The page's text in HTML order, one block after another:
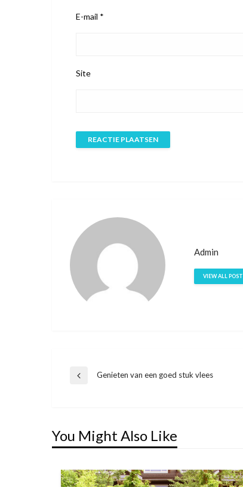
E-mail *
Site
Admin
VIEW ALL
Bericht
Previous
Genieten van een goed stuk vlees
You Might Also Like